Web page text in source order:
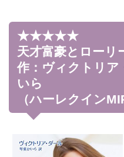
★★★★★
天才富豪とローリ
作：ヴィクトリ
いら
（ハーレクイン